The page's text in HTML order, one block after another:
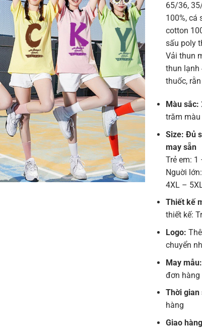
65/36,
100%, cá
cotton
sấu poly
Vải thun
thun lạnh
thuốc,
Màu sắc:
trăm
Size: Đủ
may sẵn
Trẻ em:
Nguời
4XL –
Thiết kế
thiết kế:
Logo:
chuyển
May mẫu:
đơn hàng
Thời gian
hàng
Giao